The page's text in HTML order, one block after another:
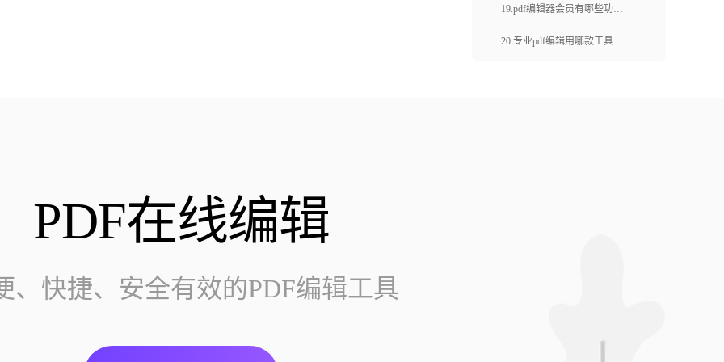
的？pdf编辑器怎么修改文字？
19.pdf编辑器会员有哪些功
能？在线编辑工具哪个好？
20.专业pdf编辑用哪款工具？
PDF在线编辑
、快捷、安全有效的PDF编辑工具